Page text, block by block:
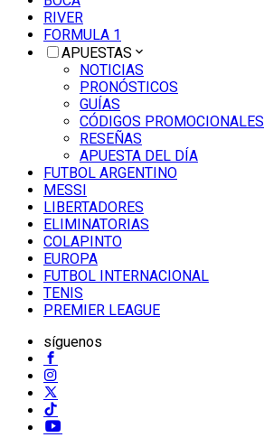
RIVER
FORMULA 1
APUESTAS
NOTICIAS
PRONÓSTICOS
GUÍAS
CÓDIGOS PROMOCIONALES
RESEÑAS
APUESTA DEL DÍA
FUTBOL ARGENTINO
MESSI
LIBERTADORES
ELIMINATORIAS
COLAPINTO
EUROPA
FUTBOL INTERNACIONAL
TENIS
PREMIER LEAGUE
síguenos